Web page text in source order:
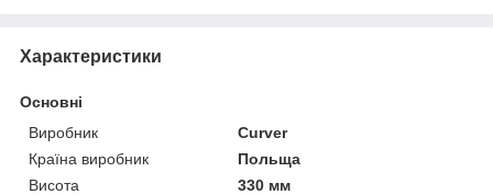
Характеристики
Основні
Виробник
Curver
Країна виробник
Польща
Висота
330 мм